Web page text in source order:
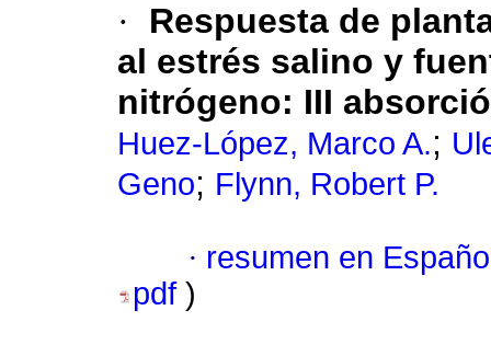
·
Respuesta de
al estrés salino y
nitrógeno: III
Huez-López, Marco A.;
Geno; Flynn, Robert P.
· resumen en
pdf )